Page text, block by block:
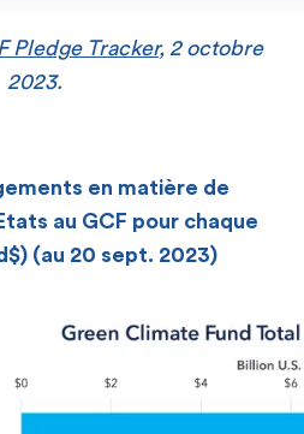
Pledge Tracker, 2 octobre
2023.
en matière de
au GCF pour chaque
(au 20 sept. 2023)